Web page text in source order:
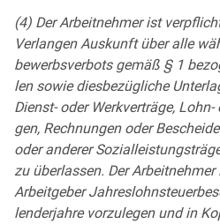
(4) Der Ar­beit­neh­mer ist
Ver­lan­gen Aus­kunft über al­le
be­werbs­ver­bots ge­mäß § 1
len so­wie dies­be­züg­li­che
Dienst- oder Werk­ver­trä­ge,
gen, Rech­nun­gen oder
oder an­de­rer
zu über­las­sen. Der
Ar­beit­ge­ber
len­der­jah­re vor­zu­le­gen und in